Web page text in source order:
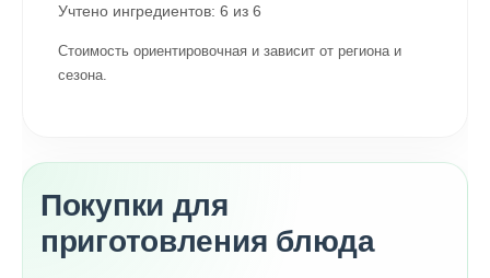
Учтено ингредиентов: 6 из 6
Стоимость ориентировочная и зависит от региона и
сезона.
Покупки для
приготовления блюда